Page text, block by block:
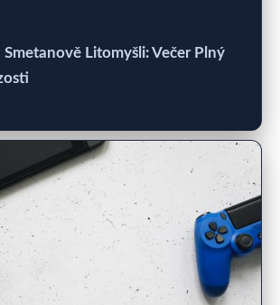
Smetanově Litomyšli: Večer Plný